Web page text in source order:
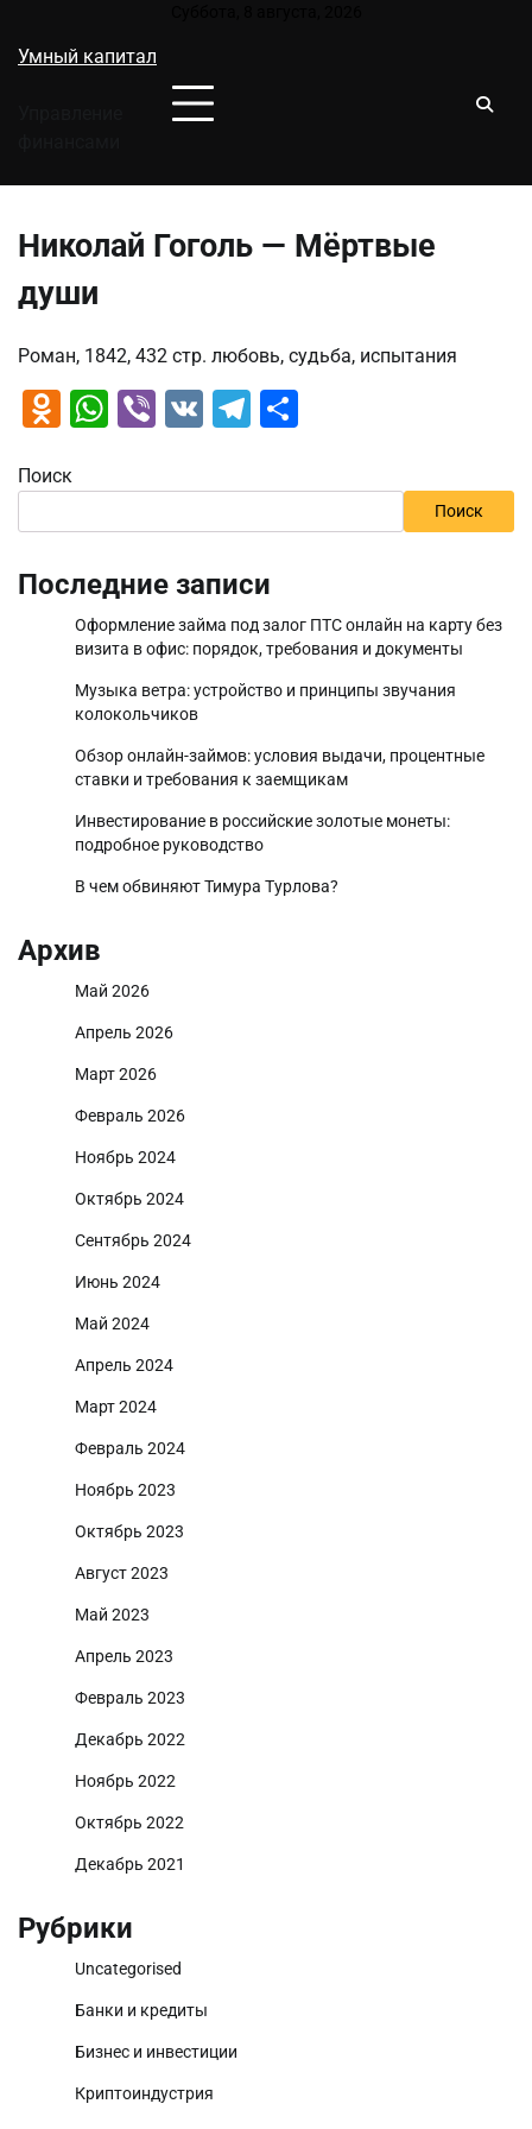
содержимому
Умный капитал
Николай Гоголь — Мёртвые
души
Роман, 1842, 432 стр. любовь, судьба, испытания
Odnoklassniki
WhatsApp
Viber
VK Telegram
Поиск
Поиск
Последние записи
Оформление займа под залог ПТС онлайн на карту без
визита в офис: порядок, требования и документы
Музыка ветра: устройство и принципы звучания
колокольчиков
Обзор онлайн-займов: условия выдачи, процентные
ставки и требования к заемщикам
Инвестирование в российские золотые монеты:
подробное руководство
В чем обвиняют Тимура Турлова?
Архив
Май 2026
Апрель 2026
Март 2026
Февраль 2026
Ноябрь 2024
Октябрь 2024
Сентябрь 2024
Июнь 2024
Май 2024
Апрель 2024
Март 2024
Февраль 2024
Ноябрь 2023
Октябрь 2023
Август 2023
Май 2023
Апрель 2023
Февраль 2023
Декабрь 2022
Ноябрь 2022
Октябрь 2022
Декабрь 2021
Рубрики
Uncategorised
Банки и кредиты
Бизнес и инвестиции
Криптоиндустрия